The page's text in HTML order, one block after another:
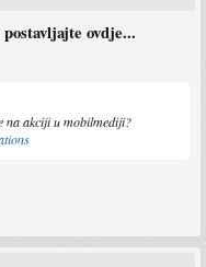
ovdje...
na akciji u mobilmediji?